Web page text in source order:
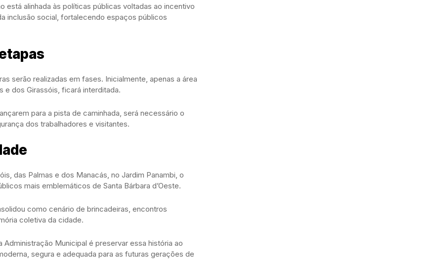
está alinhada às políticas públicas voltadas ao incentivo
inclusão social, fortalecendo espaços públicos
serão realizadas em fases. Inicialmente, apenas a área
e dos Girassóis, ficará interditada.
para a pista de caminhada, será necessário o
dos trabalhadores e visitantes.
das Palmas e dos Manacás, no Jardim Panambi, o
mais emblemáticos de Santa Bárbara d’Oeste.
como cenário de brincadeiras, encontros
coletiva da cidade.
Municipal é preservar essa história ao
segura e adequada para as futuras gerações de